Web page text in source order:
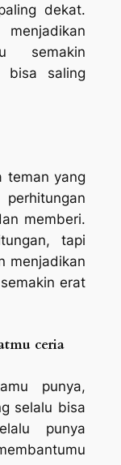
dekat.
semakin
bisa saling
teman yang
memberi.
tapi
menjadikan
erat
ceria
punya,
selalu bisa
punya